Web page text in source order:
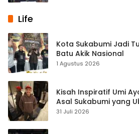
Life
Kota Sukabumi Jadi
Batu Akik Nasional
1 Agustus 2026
Kisah Inspiratif Umi
Asal Sukabumi yang
Streaming
31 Juli 2026